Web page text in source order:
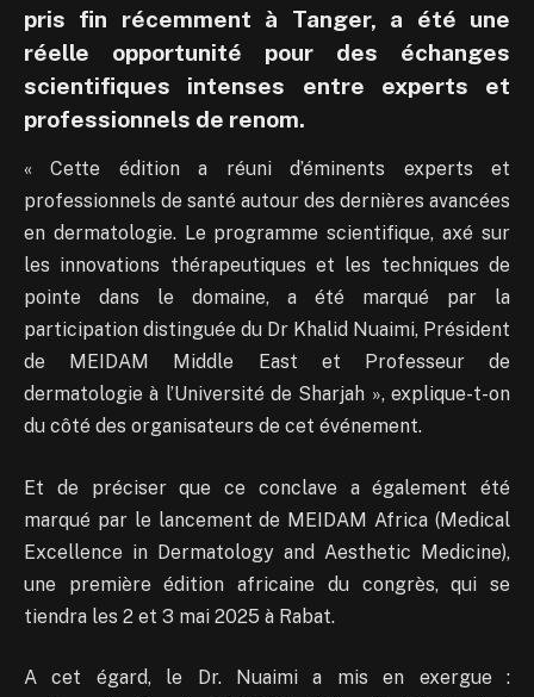
pris fin récemment à Tanger, a été une
réelle opportunité pour des échanges
scientifiques intenses entre experts et
professionnels de renom.
« Cette édition a réuni d’éminents experts et
professionnels de santé autour des dernières avancées
en dermatologie. Le programme scientifique, axé sur
les innovations thérapeutiques et les techniques de
pointe dans le domaine, a été marqué par la
participation distinguée du Dr Khalid Nuaimi, Président
de MEIDAM Middle East et Professeur de
dermatologie à l’Université de Sharjah », explique-t-on
du côté des organisateurs de cet événement.
Et de préciser que ce conclave a également été
marqué par le lancement de MEIDAM Africa (Medical
Excellence in Dermatology and Aesthetic Medicine),
une première édition africaine du congrès, qui se
tiendra les 2 et 3 mai 2025 à Rabat.
A cet égard, le Dr. Nuaimi a mis en exergue :